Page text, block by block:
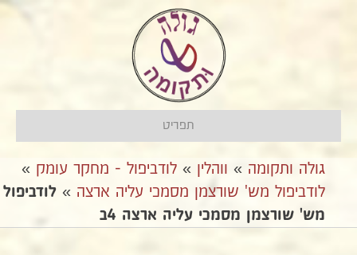
תפריט
גולה ותקומה » ווהלין » לודביפול - מחקר עומק »
לודביפול מש' שורצמן מסמכי עליה ארצה » לודביפול
מש' שורצמן מסמכי עליה ארצה 4ב